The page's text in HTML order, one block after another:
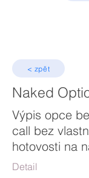
< zpět
Naked
Výpis opce
call bez
hotovosti na
Detail